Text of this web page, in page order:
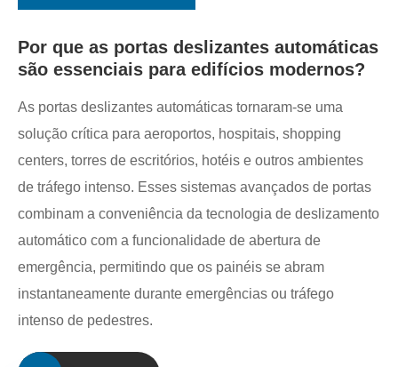
Por que as portas deslizantes automáticas
são essenciais para edifícios modernos?
As portas deslizantes automáticas tornaram-se uma
solução crítica para aeroportos, hospitais, shopping
centers, torres de escritórios, hotéis e outros ambientes
de tráfego intenso. Esses sistemas avançados de portas
combinam a conveniência da tecnologia de deslizamento
automático com a funcionalidade de abertura de
emergência, permitindo que os painéis se abram
instantaneamente durante emergências ou tráfego
intenso de pedestres.